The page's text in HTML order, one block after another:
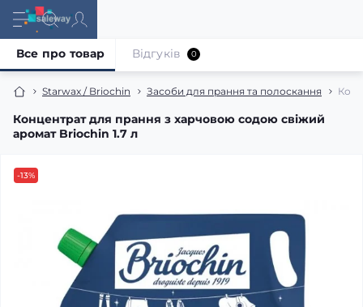
Starwax / Briochin Засоби для прання та полоскання
Концентрат для прання з харчовою содою свіжий
аромат Briochin 1.7 л
Все про товар Відгуків 0
-13%